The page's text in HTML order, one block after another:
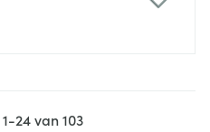
1-24van103